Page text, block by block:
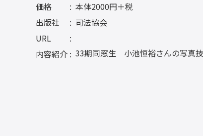
価格
本体2000円＋税
出版社
司法協会
URL
内容紹介
33期同窓生 小池恒裕さんの写真